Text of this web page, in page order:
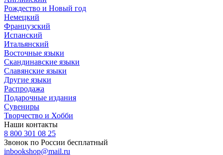
Рождество и Новый год
Немецкий
Французский
Испанский
Итальянский
Восточные языки
Скандинавские языки
Славянские языки
Другие языки
Распродажа
Подарочные издания
Сувениры
Творчество и Хобби
Наши контакты
8 800 301 08 25
Звонок по России бесплатный
inbookshop@mail.ru